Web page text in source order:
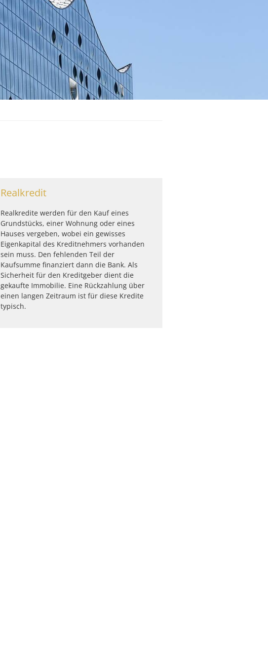
Realkredit
Realkredite werden für den Kauf eines
Grundstücks, einer Wohnung oder eines
Hauses vergeben, wobei ein gewisses
Eigenkapital des Kreditnehmers vorhanden
sein muss. Den fehlenden Teil der
Kaufsumme finanziert dann die Bank. Als
Sicherheit für den Kreditgeber dient die
gekaufte Immobilie. Eine Rückzahlung über
einen langen Zeitraum ist für diese Kredite
typisch.